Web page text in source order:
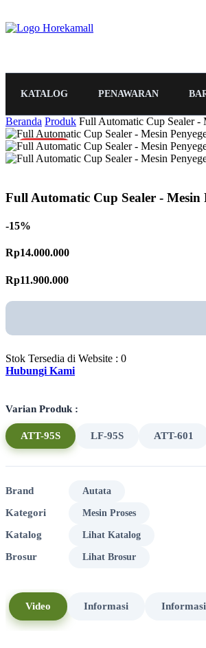
KATALOG PENAWARAN
Beranda Produk Full Automatic Cup Sealer
PROMO
Full Automatic Cup Sealer -
-15%
Rp14.000.000
Rp11.900.000
Stok Tersedia di Website : 0
Hubungi Kami
Varian Produk :
ATT-95S LF-95S ATT-601
Brand Autata
Kategori Mesin Proses
Katalog Lihat Katalog
Brosur Lihat Brosur
Video Informasi